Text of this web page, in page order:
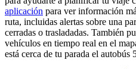
aplicación para ver información
ruta, incluidas alertas sobre una
cerradas o trasladadas. También
vehículos en tiempo real en el
está cerca de tu parada el autobús